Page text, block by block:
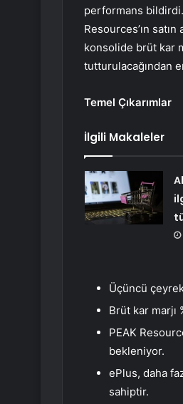
performans
Resources’ın
konsolide brüt kar
tutturulacağından
Temel Çıkarımlar
İlgili Makaleler
Üçüncü
Brüt kar marjı
PEAK
bekleniyor.
ePlus, daha
sahiptir.